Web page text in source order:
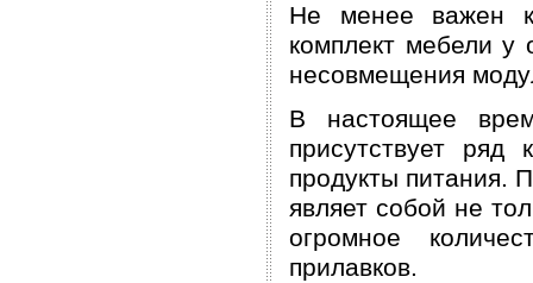
Не менее важен
комплект мебели у
несовмещения
В настоящее
присутствует ряд
продукты питания.
являет собой не
огромное
прилавков.